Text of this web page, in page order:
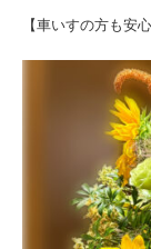
【車いすの方も安